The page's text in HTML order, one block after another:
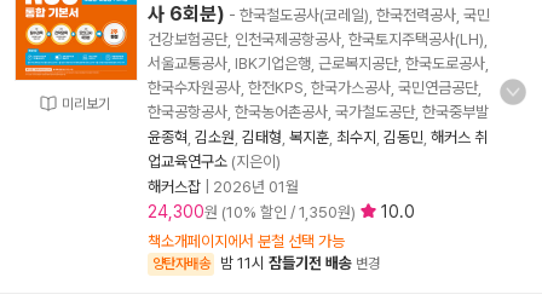
미리보기
사 6회분) - 한국철도공사(코레일), 한국전력공사, 국민
건강보험공단, 인천국제공항공사, 한국토지주택공사(LH),
서울교통공사, IBK기업은행, 근로복지공단, 한국도로공사,
한국수자원공사, 한전KPS, 한국가스공사, 국민연금공단,
한국공항공사, 한국농어촌공사, 국가철도공단, 한국중부발
윤종혁 김소원 김태형 복지훈 최수지 김동민 해커스 취
업교육연구소 (지은이)
해커스잡
2026년 01월
24,300원 (10% 할인 / 1,350원) 10.0
책소개페이지에서 분철 선택 가능
양탄자배송 밤 11시 잠들기전 배송 변경